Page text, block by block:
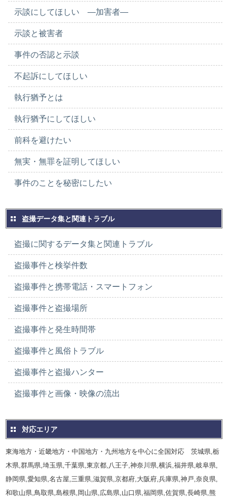
示談にしてほしい ―加害者―
示談と被害者
事件の否認と示談
不起訴にしてほしい
執行猶予とは
執行猶予にしてほしい
前科を避けたい
無実・無罪を証明してほしい
事件のことを秘密にしたい
盗撮データ集と関連トラブル
盗撮に関するデータ集と関連トラブル
盗撮事件と検挙件数
盗撮事件と携帯電話・スマートフォン
盗撮事件と盗撮場所
盗撮事件と発生時間帯
盗撮事件と風俗トラブル
盗撮事件と盗撮ハンター
盗撮事件と画像・映像の流出
対応エリア
東海地方・近畿地方・中国地方・九州地方を中心に全国対応 茨城県,栃
木県,群馬県,埼玉県,千葉県,東京都,八王子,神奈川県,横浜,福井県,岐阜県,
静岡県,愛知県,名古屋,三重県,滋賀県,京都府,大阪府,兵庫県,神戸,奈良県,
和歌山県,鳥取県,島根県,岡山県,広島県,山口県,福岡県,佐賀県,長崎県,熊